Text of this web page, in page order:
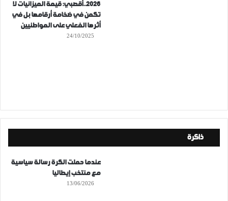
2026..أقصبي: قيمة الميزانيات لا
تكمن في ضخامة أرقامها بل في
أثرها الفعلي على المواطنيين
24/10/2025
ذاكرة
عندما حملت الكرة رسالة سياسية
مع منتخب إيطاليا
13/06/2026